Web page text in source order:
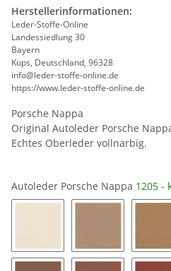
Herstellerinformationen:
Leder-Stoffe-Online
Landessiedlung 30
Bayern
Küps, Deutschland, 96328
info@leder-stoffe-online.de
https://www.leder-stoffe-online.de
Porsche Nappa
Original Autoleder Porsche
Echtes Oberleder vollnarbig.
Autoleder Porsche Nappa 1205 -
1246 - crema1248 -